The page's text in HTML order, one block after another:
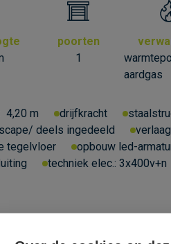
poorten
1
aardgas
4,20 m drijfkracht
deels ingedeeld
tegelvloer
opbouw led-
techniek elec.: 3x400v+n